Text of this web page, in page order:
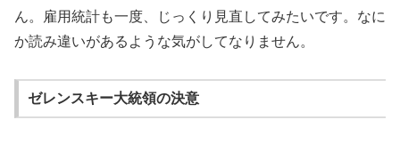
ん。雇用統計も一度、じっくり見直してみたいです。なに
か読み違いがあるような気がしてなりません。
ゼレンスキー大統領の決意